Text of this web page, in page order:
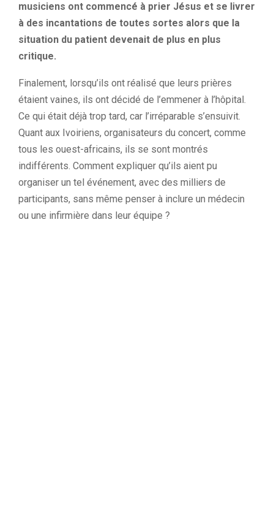
musiciens ont commencé à prier Jésus et se livrer
à des incantations de toutes sortes alors que la
situation du patient devenait de plus en plus
critique.
Finalement, lorsqu’ils ont réalisé que leurs prières
étaient vaines, ils ont décidé de l’emmener à l’hôpital.
Ce qui était déjà trop tard, car l’irréparable s’ensuivit.
Quant aux Ivoiriens, organisateurs du concert, comme
tous les ouest-africains, ils se sont montrés
indifférents. Comment expliquer qu’ils aient pu
organiser un tel événement, avec des milliers de
participants, sans même penser à inclure un médecin
ou une infirmière dans leur équipe ?